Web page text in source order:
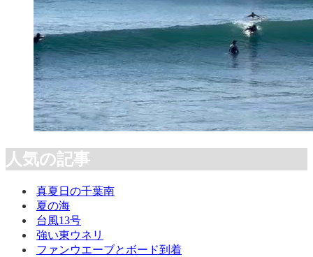
人気の記事
真夏日の千葉南
夏の海
台風13号
強い東ウネリ
ファンウエーブとボード到着